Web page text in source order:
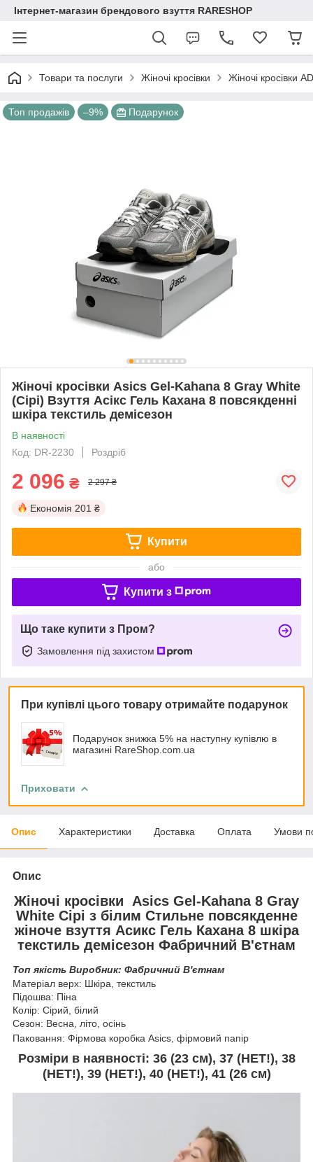
Інтернет-магазин брендового взуття RARESHOP
Товари та послуги Жіночі кросівки Жіночі кросівки
Топ продажів –9% Подарунок
Жіночі кросівки Asics Gel-Kahana 8 Gray White
(Сірі) Взуття Асікс Гель Кахана 8 повсякденні
шкіра текстиль демісезон
В наявності
Код: DR-2230
Роздріб
2 096 ₴ 2 297 ₴
Економія 201 ₴
Купити
або
Купити з
Що таке купити з Пром?
Замовлення під захистом
При купівлі цього товару отримайте подарунок
Подарунок знижка 5% на наступну купівлю в
магазині RareShop.com.ua
Приховати
Опис Характеристики Доставка Оплата Умови
Опис
Жіночі кросівки Asics Gel-Kahana 8 Gray
White Сірі з білим Стильне повсякденне
жіноче взуття Асикс Гель Кахана 8 шкіра
текстиль демісезон Фабричний В'єтнам
Топ якість Виробник: Фабричний В'єтнам
Матеріал верх: Шкіра, текстиль
Підошва: Піна
Колір: Сірий, білий
Сезон: Весна, літо, осінь
Паковання: Фірмова коробка Asics, фірмовий папір
Розміри в наявності: 36 (23 см), 37(НЕТ!), 38
(НЕТ!), 39 (НЕТ!), 40 (НЕТ!), 41 (26 см)